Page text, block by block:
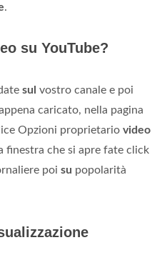
.
su YouTube?
sul vostro canale e poi
caricato, nella pagina
Opzioni proprietario video
finestra che si apre fate click
poi su popolarità